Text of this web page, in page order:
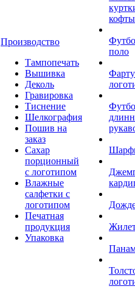
Производство
Тампопечать
Вышивка
Деколь
Гравировка
Тиснение
Шелкография
Пошив на
заказ
Сахар
порционный
с логотипом
Влажные
салфетки с
логотипом
Печатная
продукция
Упаковка
кофты
поло